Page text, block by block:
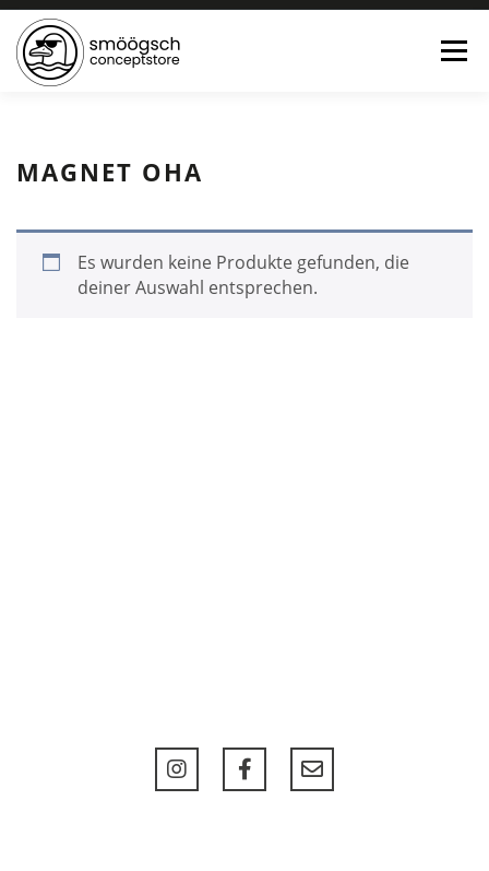
Menü
MAGNET OHA
Es wurden keine Produkte gefunden, die
deiner Auswahl entsprechen.